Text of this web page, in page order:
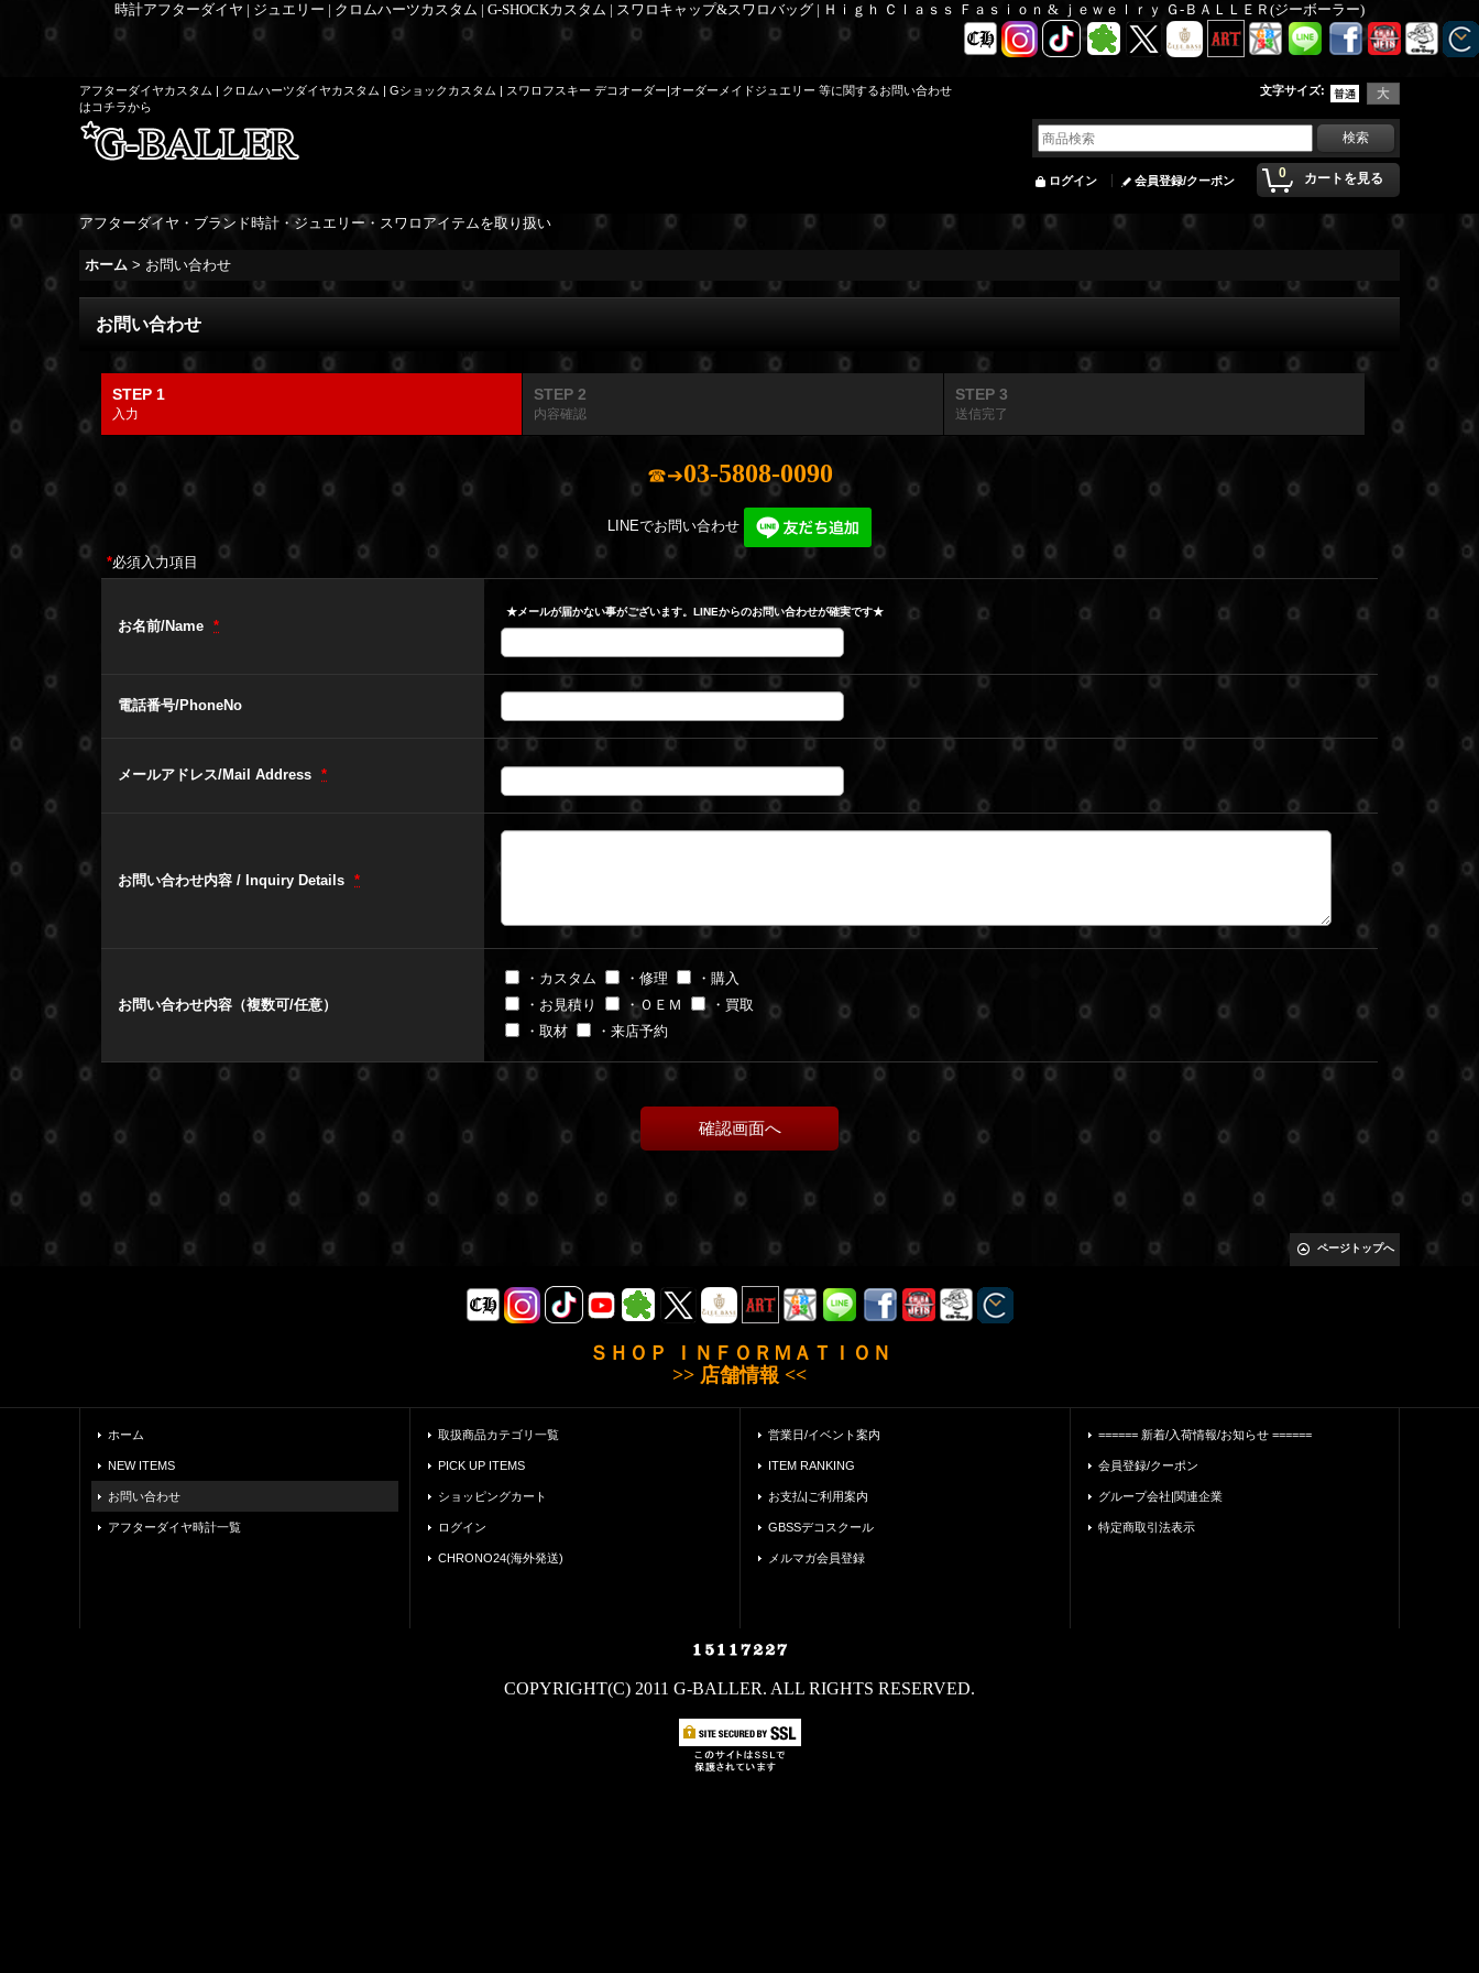
時計アフターダイヤ | ジュエリー | クロムハーツカスタム | G-SHOCKカスタム | スワロキャップ&スワロバッグ | Ｈｉｇｈ Ｃｌａｓｓ Ｆａｓｉｏｎ & ｊｅｗｅｌｒｙ Ｇ-ＢＡＬＬＥＲ(ジーボーラー)
アフターダイヤカスタム | クロムハーツダイヤカスタム | Gショックカスタム | スワロフスキー デコオーダー|オーダーメイドジュエリー 等に関するお問い合わせ
はコチラから
文字サイズ:
0 カートを見る
ログイン 会員登録/クーポン
アフターダイヤ・ブランド時計・ジュエリー・スワロアイテムを取り扱い
ホーム > お問い合わせ
お問い合わせ
STEP 1
入力
STEP 2
内容確認
STEP 3
送信完了
☎➔03-5808-0090
LINEでお問い合わせ
*必須入力項目
お名前/Name *
★メールが届かない事がございます。LINEからのお問い合わせが確実です★
電話番号/PhoneNo
メールアドレス/Mail Address *
お問い合わせ内容 / Inquiry Details *
お問い合わせ内容（複数可/任意）
・カスタム ・修理
・購入
・お見積り
・ＯＥＭ
・買取
・取材
・来店予約
ページトップへ
ＳＨＯＰ ＩＮＦＯＲＭＡＴＩＯＮ
>> 店舗情報 <<
ホーム
NEW ITEMS
お問い合わせ
アフターダイヤ時計一覧
取扱商品カテゴリ一覧
PICK UP ITEMS
ショッピングカート
ログイン
CHRONO24(海外発送)
営業日/イベント案内
ITEM RANKING
お支払|ご利用案内
GBSSデコスクール
メルマガ会員登録
====== 新着/入荷情報/お知らせ ======
会員登録/クーポン
グループ会社|関連企業
特定商取引法表示
COPYRIGHT(C) 2011 G-BALLER. ALL RIGHTS RESERVED.